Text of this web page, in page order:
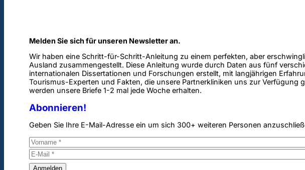
Melden Sie sich für unseren Newsletter an.
Wir haben eine Schritt-für-Schritt-Anleitung zu einem perfekten, aber
Ausland zusammengestellt. Diese Anleitung wurde durch Daten aus fünf
internationalen Dissertationen und Forschungen erstellt, mit langjährigen
Tourismus-Experten und Fakten, die unsere Partnerkliniken uns zur Verfügung
werden unsere Briefe 1-2 mal jede Woche erhalten.
Abonnieren!
Geben Sie Ihre E-Mail-Adresse ein um sich 300+ weiteren Personen